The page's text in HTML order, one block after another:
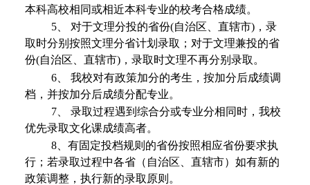
本科高校相同或相近本科专业的校考合格成绩。
5、 对于文理分投的省份(自治区、直辖市)，录
取时分别按照文理分省计划录取；对于文理兼投的省
份(自治区、直辖市)，录取时文理不再分别录取。
6、 我校对有政策加分的考生，按加分后成绩调
档，并按加分后成绩分配专业。
7、 录取过程遇到综合分或专业分相同时，我校
优先录取文化课成绩高者。
8、有固定投档规则的省份按照相应省份要求执
行；若录取过程中各省（ 自治区、直辖市）如有新的
政策调整，执行新的录取原则。